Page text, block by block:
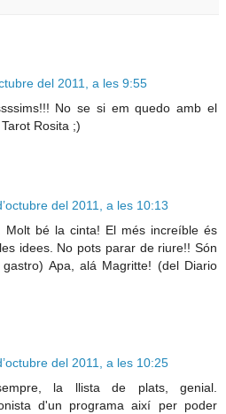
del 2011, a les 9:55
No se si em quedo amb el
Rosita ;)
del 2011, a les 10:13
Molt bé la cinta! El més increíble és
idees. No pots parar de riure!! Són
Apa, alá Magritte! (del Diario
del 2011, a les 10:25
la llista de plats, genial.
d'un programa així per poder